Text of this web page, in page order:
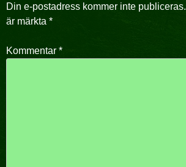
Din e-postadress kommer inte publiceras.
är märkta *
Kommentar *